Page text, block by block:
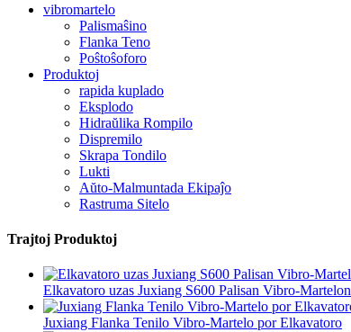
vibromartelo
Palismaŝino
Flanka Teno
Poŝtoŝoforo
Produktoj
rapida kuplado
Eksplodo
Hidraŭlika Rompilo
Dispremilo
Skrapa Tondilo
Lukti
Aŭto-Malmuntada Ekipaĵo
Rastruma Sitelo
Trajtoj Produktoj
Elkavatoro uzas Juxiang S600 Palisan Vibro-Martelon
Juxiang Flanka Tenilo Vibro-Martelo por Elkavatoro